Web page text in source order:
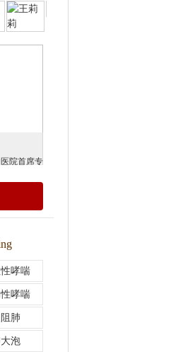
国博览会金奖的治疗肺部疾病和肺肾病的系列方剂。国内《健康报》、《中国妇女报》、《人民日报》、《科技日报》等十大媒体先后加以报道，
哮喘
哮喘
肺
泡